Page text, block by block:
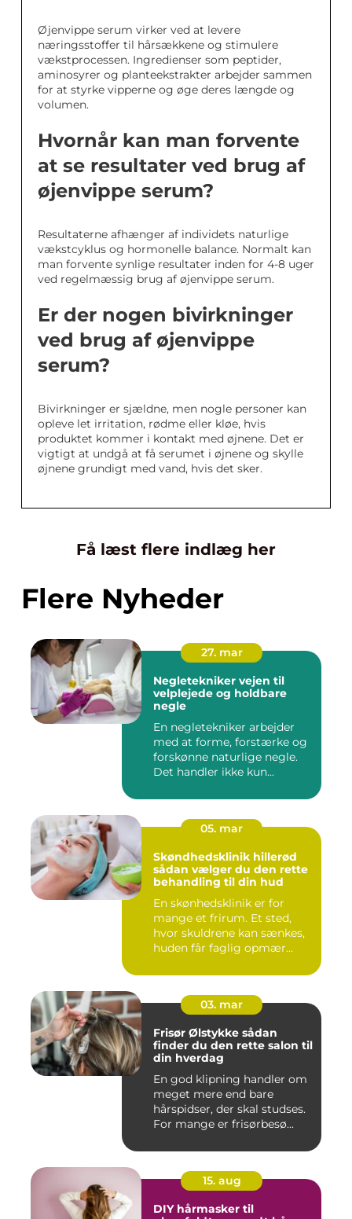
Øjenvippe serum virker ved at levere
næringsstoffer til hårsækkene og stimulere
vækstprocessen. Ingredienser som peptider,
aminosyrer og planteekstrakter arbejder sammen
for at styrke vipperne og øge deres længde og
volumen.
Hvornår kan man forvente
at se resultater ved brug af
øjenvippe serum?
Resultaterne afhænger af individets naturlige
vækstcyklus og hormonelle balance. Normalt kan
man forvente synlige resultater inden for 4-8 uger
ved regelmæssig brug af øjenvippe serum.
Er der nogen bivirkninger
ved brug af øjenvippe
serum?
Bivirkninger er sjældne, men nogle personer kan
opleve let irritation, rødme eller kløe, hvis
produktet kommer i kontakt med øjnene. Det er
vigtigt at undgå at få serumet i øjnene og skylle
øjnene grundigt med vand, hvis det sker.
Få læst flere indlæg her
Flere Nyheder
27. mar
Negletekniker vejen til
velplejede og holdbare
negle
En negletekniker arbejder
med at forme, forstærke og
forskønne naturlige negle.
Det handler ikke kun...
05. mar
Skøndhedsklinik hillerød
sådan vælger du den rette
behandling til din hud
En skønhedsklinik er for
mange et frirum. Et sted,
hvor skuldrene kan sænkes,
huden får faglig opmær...
03. mar
Frisør Ølstykke sådan
finder du den rette salon til
din hverdag
En god klipning handler om
meget mere end bare
hårspidser, der skal studses.
For mange er frisørbesø...
15. aug
DIY hårmasker til